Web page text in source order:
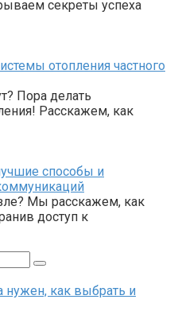
секреты успеха
отопления частного
Пора делать
Расскажем, как
способы и
Мы расскажем, как
доступ к
нужен, как выбрать и